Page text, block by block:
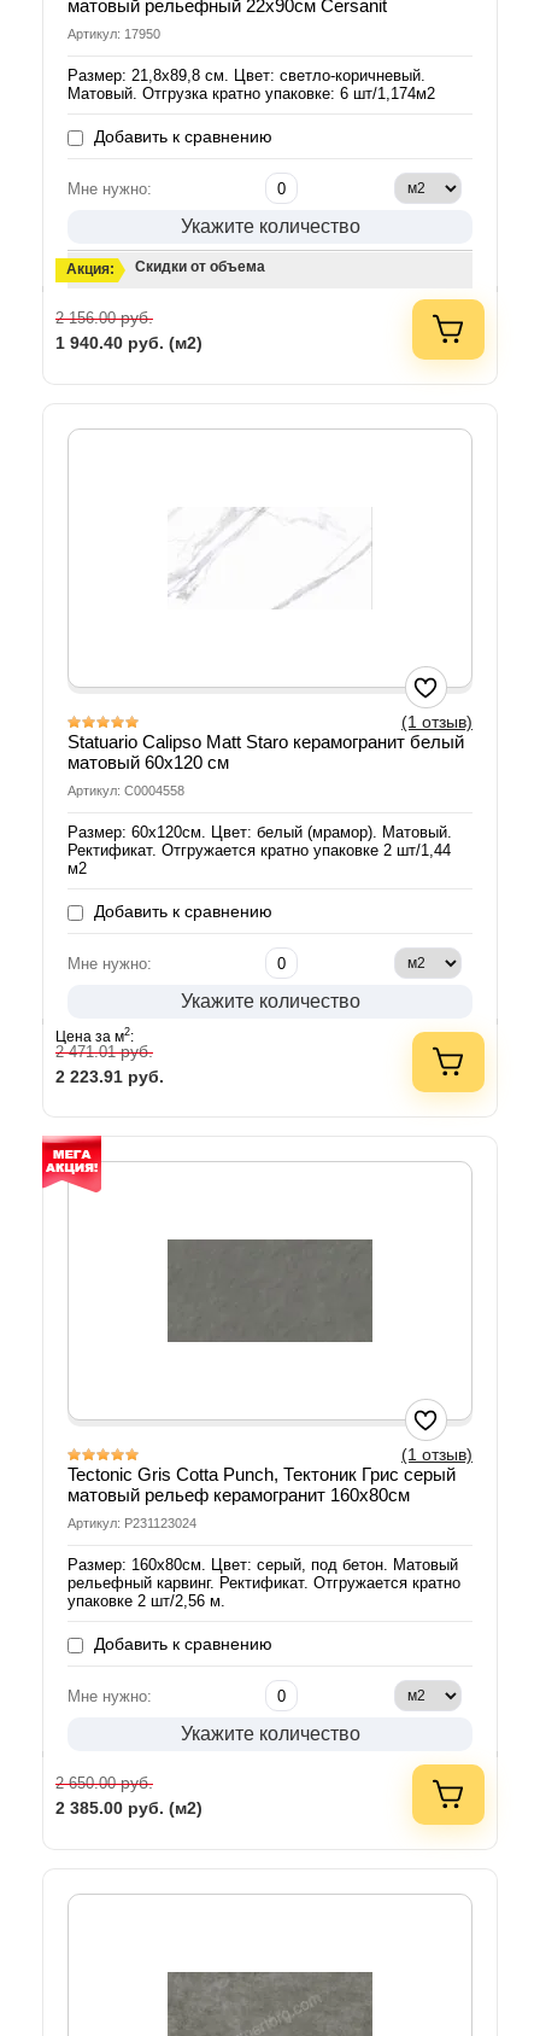
матовый рельефный 22x90см Cersanit
Артикул: 17950
Размер: 21,8x89,8 см. Цвет: светло-коричневый.
Матовый. Отгрузка кратно упаковке: 6 шт/1,174м2
Добавить к сравнению
Мне нужно:
Укажите количество
Акция: Скидки от объема
2 156.00руб.
1 940.40 руб. (м2)
(1 отзыв)
Statuario Calipso Matt Staro керамогранит белый
матовый 60х120 см
Артикул: С0004558
Размер: 60х120см. Цвет: белый (мрамор). Матовый.
Ректификат. Отгружается кратно упаковке 2 шт/1,44
м2
Добавить к сравнению
Мне нужно:
Укажите количество
Цена за м2:
2 471.01руб.
2 223.91 руб.
(1 отзыв)
Tectonic Gris Cotta Punch, Тектоник Грис серый
матовый рельеф керамогранит 160х80см
Артикул: P231123024
Размер: 160х80см. Цвет: серый, под бетон. Матовый
рельефный карвинг. Ректификат. Отгружается кратно
упаковке 2 шт/2,56 м.
Добавить к сравнению
Мне нужно:
Укажите количество
2 650.00руб.
2 385.00 руб. (м2)